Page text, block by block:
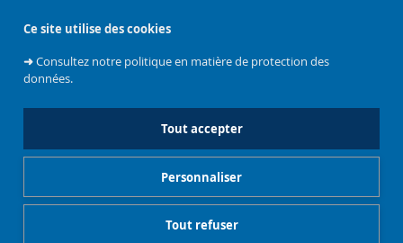
Ce site utilise des cookies
➜Consultez notre politique en matière de protection des
données.
Tout accepter
Tout refuser
Personnaliser
Bibliothèques
Contacts
stages
Événements
bibliothèques
Mentions légales Gestionnaire de cookies